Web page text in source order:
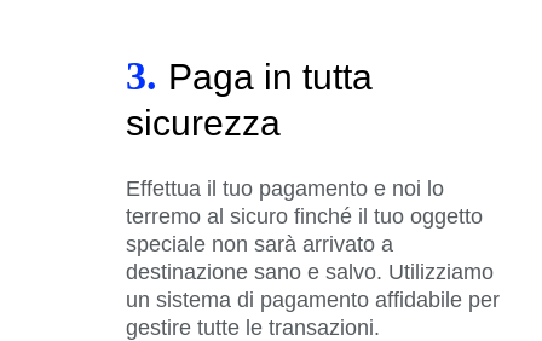
3. Paga in tutta
sicurezza
Effettua il tuo pagamento e noi lo
terremo al sicuro finché il tuo oggetto
speciale non sarà arrivato a
destinazione sano e salvo. Utilizziamo
un sistema di pagamento affidabile per
gestire tutte le transazioni.